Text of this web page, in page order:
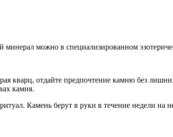
минерал можно в специализированном
кварц, отдайте предпочтение камню без
камня.
Камень берут в руки в течение недели на